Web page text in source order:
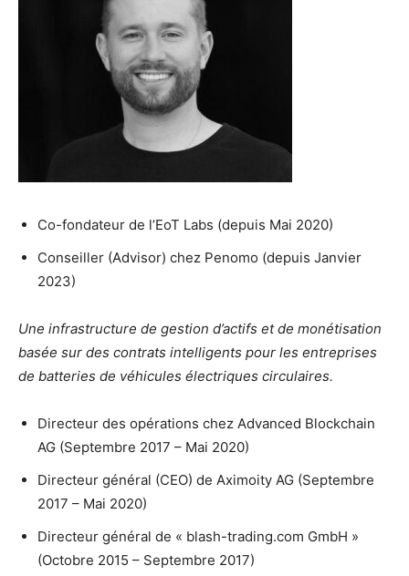
Co-fondateur de l’EoT Labs (depuis Mai 2020)
Conseiller (Advisor) chez Penomo (depuis Janvier
2023)
Une infrastructure de gestion d’actifs et de monétisation
basée sur des contrats intelligents pour les entreprises
de batteries de véhicules électriques circulaires.
Directeur des opérations chez Advanced Blockchain
AG (Septembre 2017 – Mai 2020)
Directeur général (CEO) de Aximoity AG (Septembre
2017 – Mai 2020)
Directeur général de « blash-trading.com GmbH »
(Octobre 2015 – Septembre 2017)